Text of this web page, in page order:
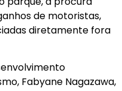
de motoristas,
diretamente fora
Fabyane Nagazawa,